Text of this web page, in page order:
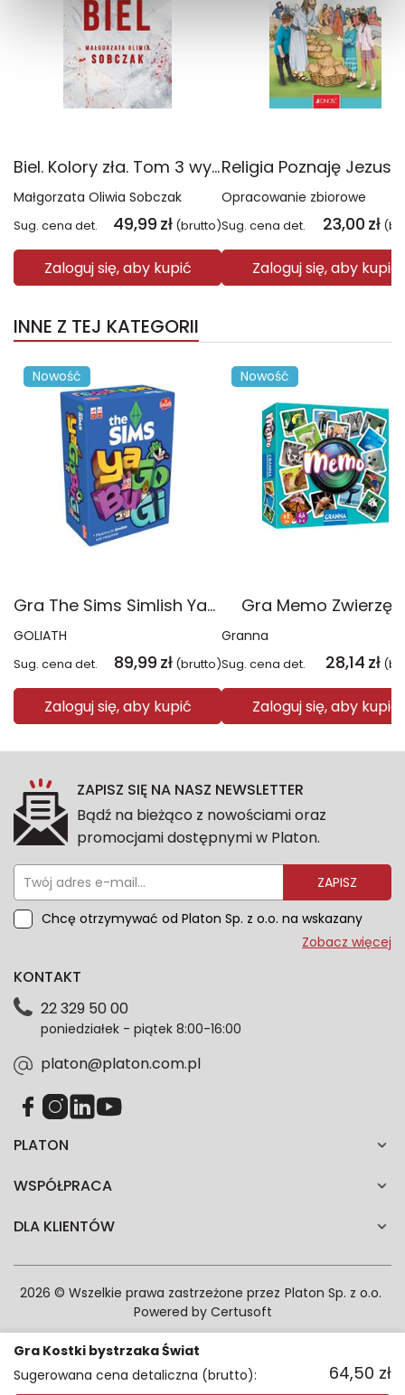
Biel. Kolory zła. Tom 3 wyd. 2025
Małgorzata Oliwia Sobczak
Sug. cena det. 49,99 zł (brutto)
Zaloguj się, aby kupić
Opracowanie zbiorowe
Sug. cena det. 23,00 zł
Zaloguj się, aby kupić
INNE Z TEJ KATEGORII
Nowość
Gra The Sims Simlish YaGoBuGi
GOLIATH
Sug. cena det. 89,99 zł (brutto)
Zaloguj się, aby kupić
Nowość
Gra Memo
Granna
Sug. cena det. 28,14 zł
Zaloguj się, aby kupić
Gra Kostki bystrzaka Świat
Sugerowana cena detaliczna (brutto):
64,50 zł
ZAPISZ SIĘ NA NASZ NEWSLETTER
Bądź na bieżąco z nowościami oraz
promocjami dostępnymi w Platon.
ZAPISZ
Chcę otrzymywać od Platon Sp. z o.o. na wskazany
przeze mnie adres e-mail informacje marketingowe
dotyczące danych osobowych znajdziesz w naszej
każdym czasie. Wycofanie zgody nie wpłynie na
zgodność z prawem przetwarzania dokonanego przed
Zobacz więcej
PLATON
WSPÓŁPRACA
DLA KLIENTÓW
KONTAKT
22 329 50 00
poniedziałek - piątek 8:00-16:00
platon@platon.com.pl
2026 © Wszelkie prawa zastrzeżone przez Platon Sp. z o.o.
Powered by Certusoft